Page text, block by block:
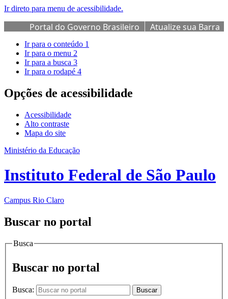
Ir direto para menu de acessibilidade.
Portal do Governo Brasileiro
Atualize sua Barra
de Governo
Ir para o conteúdo 1
Ir para o menu 2
Ir para a busca 3
Ir para o rodapé 4
Opções de acessibilidade
Acessibilidade
Alto contraste
Mapa do site
Ministério da Educação
Instituto Federal de São Paulo
Campus Rio Claro
Buscar no portal
Busca
Buscar no portal
Busca: Buscar